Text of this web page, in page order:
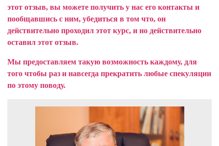
этот отзыв, вы можете получить у нас его контакты и
пообщавшись с ним, убедиться в том что, он
действительно проходил этот курс, и но действительно
оставил этот отзыв.
Мы предоставляем такую возможность каждому, для
того чтобы раз и навсегда прекратить любые спекуляции
по этому поводу.